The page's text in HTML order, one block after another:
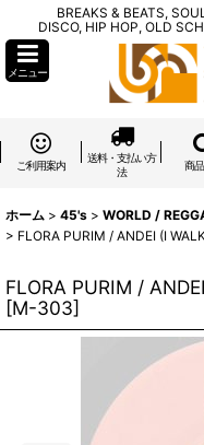
BREAKS & BEATS,
DISCO, HIP HOP, OLD
メニュー
ご利用案内
送料・支払い方
法
商
ホーム > 45's > WORLD /
> FLORA PURIM / ANDEI (I
FLORA PURIM /
[M-303]